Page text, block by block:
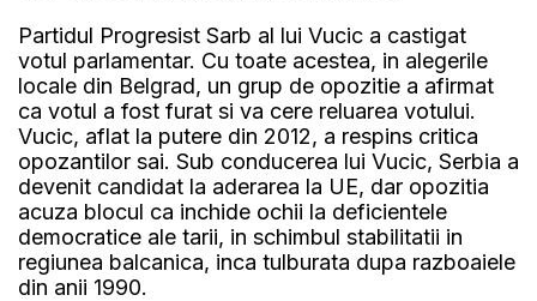
Partidul Progresist Sarb al lui Vucic a castigat
votul parlamentar. Cu toate acestea, in alegerile
locale din Belgrad, un grup de opozitie a afirmat
ca votul a fost furat si va cere reluarea votului.
Vucic, aflat la putere din 2012, a respins critica
opozantilor sai. Sub conducerea lui Vucic, Serbia a
devenit candidat la aderarea la UE, dar opozitia
acuza blocul ca inchide ochii la deficientele
democratice ale tarii, in schimbul stabilitatii in
regiunea balcanica, inca tulburata dupa razboaiele
din anii 1990.